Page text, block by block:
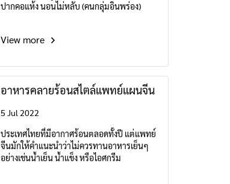
ปากคอแห้ง นอนไม่หลับ (คนกลุ่มอินพร่อง)
View more
อาหารคลายร้อนสไตล์แพทย์แผนจีน
5 Jul 2022
ประเทศไทยที่มีอากาศร้อนตลอดทั้งปี แต่แพทย์
จีนมักให้คำแนะนำว่าไม่ควรทานอาหารเย็นๆ
อย่างเช่นน้ำเย็น น้ำแข็ง หรือไอศกรีม